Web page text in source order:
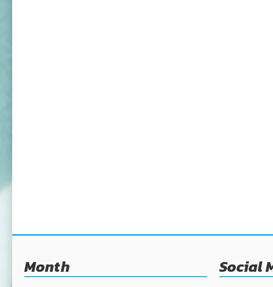
Month Social